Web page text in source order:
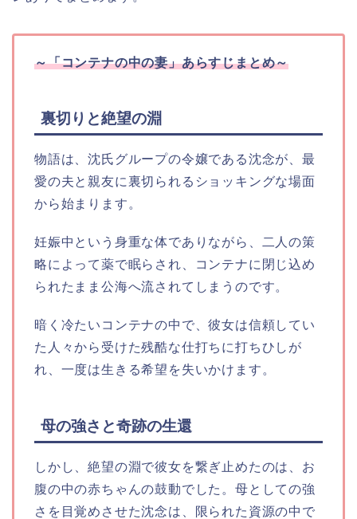
～「コンテナの中の妻」あらすじまとめ～
裏切りと絶望の淵
物語は、沈氏グループの令嬢である沈念が、最
愛の夫と親友に裏切られるショッキングな場面
から始まります。
妊娠中という身重な体でありながら、二人の策
略によって薬で眠らされ、コンテナに閉じ込め
られたまま公海へ流されてしまうのです。
暗く冷たいコンテナの中で、彼女は信頼してい
た人々から受けた残酷な仕打ちに打ちひしが
れ、一度は生きる希望を失いかけます。
母の強さと奇跡の生還
しかし、絶望の淵で彼女を繋ぎ止めたのは、お
腹の中の赤ちゃんの鼓動でした。母としての強
さを目覚めさせた沈念は、限られた資源の中で